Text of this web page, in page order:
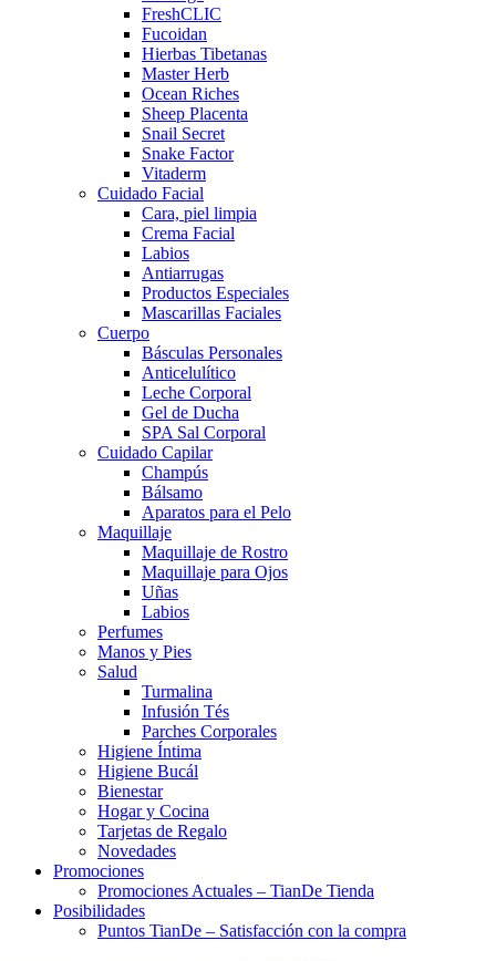
FreshCLIC
Fucoidan
Hierbas Tibetanas
Master Herb
Ocean Riches
Sheep Placenta
Snail Secret
Snake Factor
Vitaderm
Cuidado Facial
Cara, piel limpia
Crema Facial
Labios
Antiarrugas
Productos Especiales
Mascarillas Faciales
Cuerpo
Básculas Personales
Anticelulítico
Leche Corporal
Gel de Ducha
SPA Sal Corporal
Cuidado Capilar
Champús
Bálsamo
Aparatos para el Pelo
Maquillaje
Maquillaje de Rostro
Maquillaje para Ojos
Uñas
Labios
Perfumes
Manos y Pies
Salud
Turmalina
Infusión Tés
Parches Corporales
Higiene Íntima
Higiene Bucál
Bienestar
Hogar y Cocina
Tarjetas de Regalo
Novedades
Promociones
Promociones Actuales – TianDe Tienda
Posibilidades
Puntos TianDe – Satisfacción con la compra